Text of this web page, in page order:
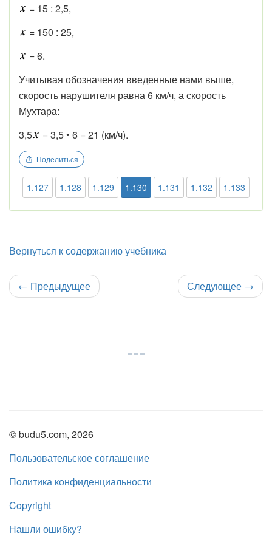
= 15 : 2,5,
= 150 : 25,
= 6.
Учитывая обозначения введенные нами выше,
скорость нарушителя равна 6 км/ч, а скорость
Мухтара:
3,5
= 3,5 • 6 = 21 (км/ч).
Поделиться
1.127 1.128 1.129 1.130 1.131 1.132 1.133
Вернуться к содержанию учебника
← Предыдущее Следующее →
© budu5.com, 2026
Пользовательское соглашение
Политика конфиденциальности
Copyright
Нашли ошибку?